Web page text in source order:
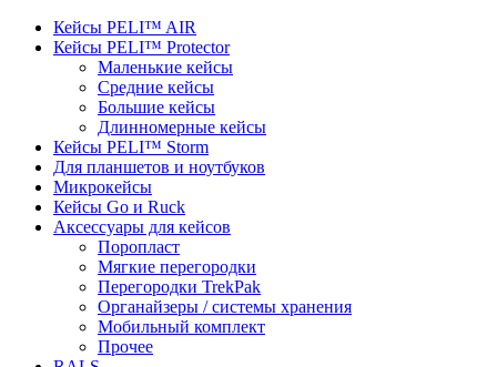
Кейсы PELI™ AIR
Кейсы PELI™ Protector
Маленькие кейсы
Средние кейсы
Большие кейсы
Длинномерные кейсы
Кейсы PELI™ Storm
Для планшетов и ноутбуков
Микрокейсы
Кейсы Go и Ruck
Аксессуары для кейсов
Поропласт
Мягкие перегородки
Перегородки TrekPak
Органайзеры / системы хранения
Мобильный комплект
Прочее